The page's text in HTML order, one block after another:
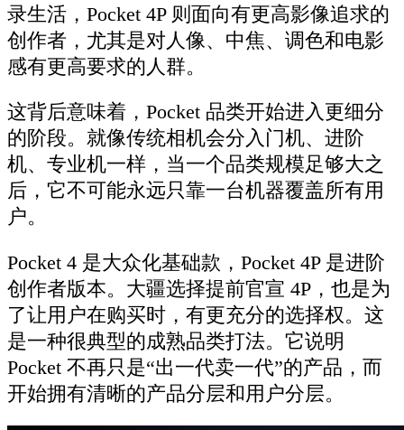
录生活，Pocket 4P 则面向有更高影像追求的
创作者，尤其是对人像、中焦、调色和电影
感有更高要求的人群。
这背后意味着，Pocket 品类开始进入更细分
的阶段。就像传统相机会分入门机、进阶
机、专业机一样，当一个品类规模足够大之
后，它不可能永远只靠一台机器覆盖所有用
户。
Pocket 4 是大众化基础款，Pocket 4P 是进阶
创作者版本。大疆选择提前官宣 4P，也是为
了让用户在购买时，有更充分的选择权。这
是一种很典型的成熟品类打法。它说明
Pocket 不再只是“出一代卖一代”的产品，而
开始拥有清晰的产品分层和用户分层。